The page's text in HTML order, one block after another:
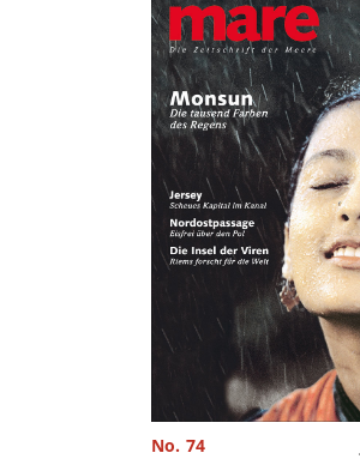
No. 74